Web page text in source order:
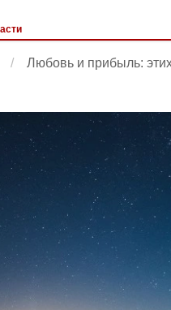
Любовь и прибыль: